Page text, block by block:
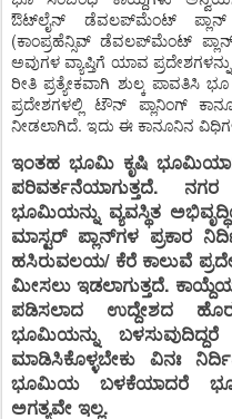
ಔಟ್‌ಲೈನ್ ಡೆವಲಪ್‌ಮೆಂಟ್
(ಕಾಂಪ್ರಹೆನ್ಸಿವ್ ಡೆವಲಪ್‌ಮೆಂಟ್
ಅವುಗಳ ವ್ಯಾಪ್ತಿಗೆ ಯಾವ
ರೀತಿ ಪ್ರತ್ಯೇಕವಾಗಿ ಶುಲ್ಕ ಪಾವತಿಸಿ
ಪ್ರದೇಶಗಳಲ್ಲಿ ಟೌನ್ ಪ್ಲಾನಿಂಗ್
ನೀಡಲಾಗಿದೆ. ಇದು ಈ ಕಾನೂನಿನ
ಇಂತಹ ಭೂಮಿ ಕೃಷಿ
ಪರಿವರ್ತನೆಯಾಗುತ್ತದೆ.
ಭೂಮಿಯನ್ನು ವ್ಯವಸ್ಥಿತ
ಮಾಸ್ಟರ್ ಪ್ಲಾನ್‌ಗಳ ಪ್ರಕಾರ
ಹಸಿರುವಲಯ/ ಕೆರೆ ಕಾಲುವೆ
ಮೀಸಲು ಇಡಲಾಗುತ್ತದೆ.
ಪಡಿಸಲಾದ ಉದ್ದೇಶದ
ಭೂಮಿಯನ್ನು
ಮಾಡಿಸಿಕೊಳ್ಳಬೇಕು ವಿನಃ
ಭೂಮಿಯ ಬಳಕೆಯಾದರೆ ಭೂ
ಅಗತ್ಯವೇ ಇಲ್ಲ.